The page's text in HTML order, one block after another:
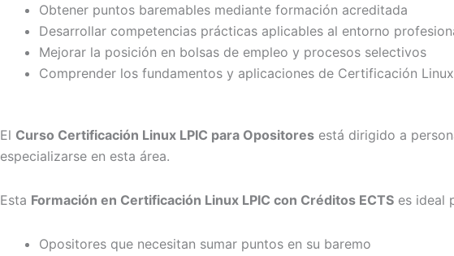
Obtener puntos baremables mediante formación acreditada
Desarrollar competencias prácticas aplicables al entorno
Mejorar la posición en bolsas de empleo y procesos selectivos
Comprender los fundamentos y aplicaciones de Certificación
El Curso Certificación Linux LPIC para Opositores está dirigido a
especializarse en esta área.
Esta Formación en Certificación Linux LPIC con Créditos ECTS es ideal
Opositores que necesitan sumar puntos en su baremo